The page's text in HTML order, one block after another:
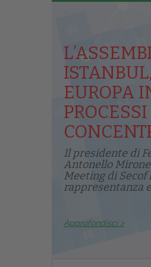
EUROPA
Il presidente di
Antonello
Meeting di
rappresentanza
Approfondisci >